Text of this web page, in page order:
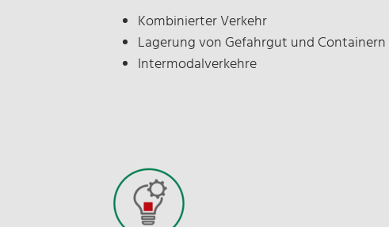
Kombinierter Verkehr
Lagerung von Gefahrgut und Containern
Intermodalverkehre